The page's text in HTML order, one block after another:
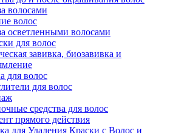
волосами
волос
осветленными волосами
для волос
завивка, биозавивка и
для волос
для волос
средства для волос
прямого действия
для Удаления Краски с Волос и